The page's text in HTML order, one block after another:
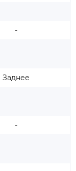
-
Заднее
-